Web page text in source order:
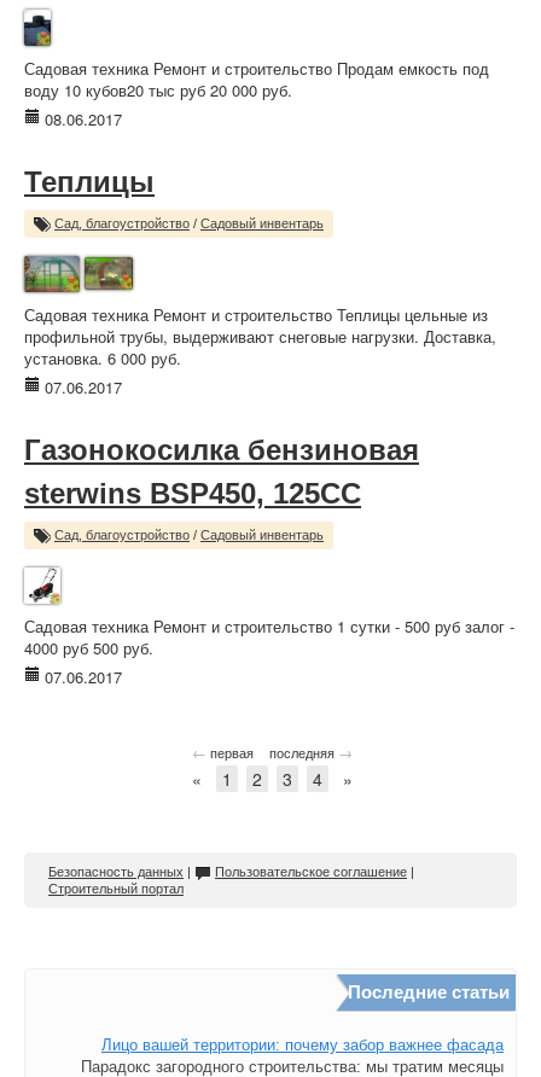
Садовая техника Ремонт и строительство Продам емкость под
воду 10 кубов20 тыс руб 20 000 руб.
08.06.2017
Теплицы
Сад, благоустройство / Садовый инвентарь
Садовая техника Ремонт и строительство Теплицы цельные из
профильной трубы, выдерживают снеговые нагрузки. Доставка,
установка. 6 000 руб.
07.06.2017
Газонокосилка бензиновая
sterwins BSP450, 125CC
Сад, благоустройство / Садовый инвентарь
Садовая техника Ремонт и строительство 1 сутки - 500 руб залог -
4000 руб 500 руб.
07.06.2017
← первая последняя →
« 1 2 3 4 »
Безопасность данных | Пользовательское соглашение |
Строительный портал
Последние статьи
Лицо вашей территории: почему забор важнее фасада
Парадокс загородного строительства: мы тратим месяцы